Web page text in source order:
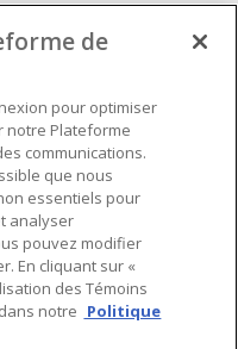
de cookies
de
pour optimiser
notre Plateforme
communications.
que nous
essentiels pour
analyser
pouvez modifier
En cliquant sur «
des Témoins
notre Politique